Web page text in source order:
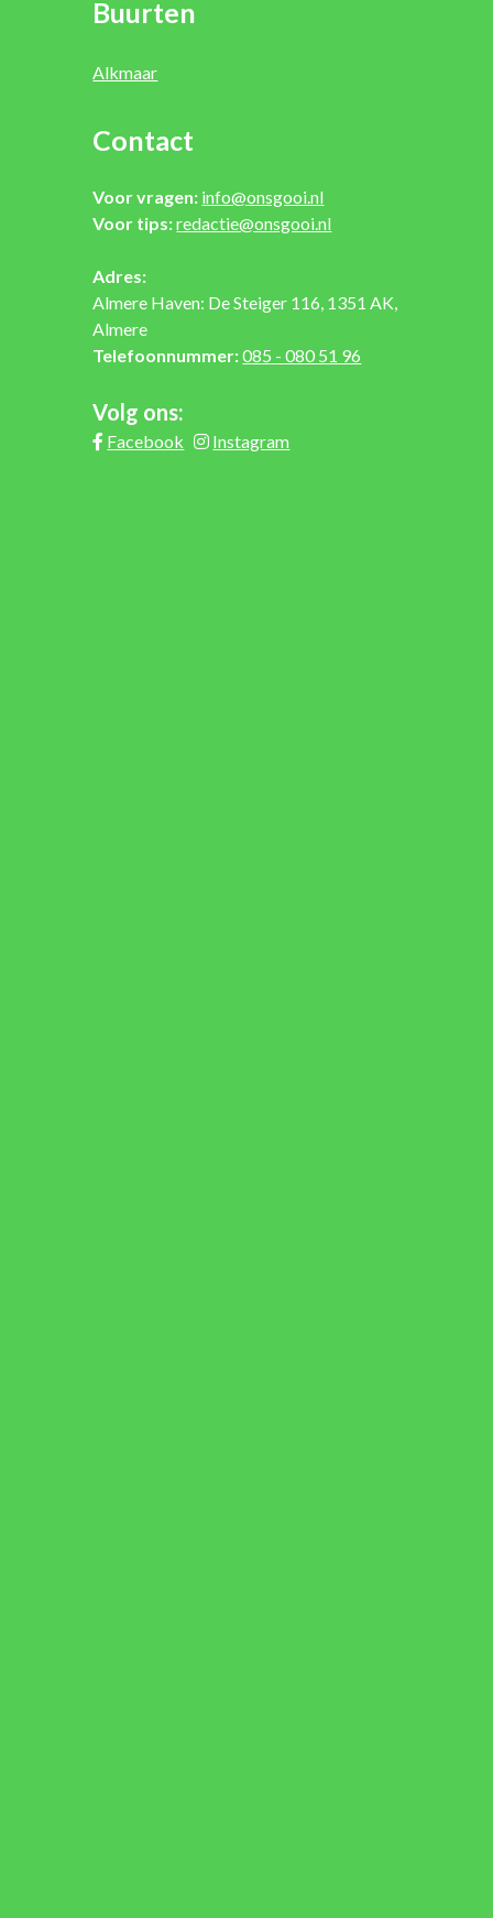
Buurten
Alkmaar
Contact
Voor vragen: info@onsgooi.nl
Voor tips:redactie@onsgooi.nl
Adres:
Almere Haven: De Steiger 116, 1351 AK,
Almere
Telefoonnummer:085 - 080 51 96
Volg ons:
Facebook Instagram